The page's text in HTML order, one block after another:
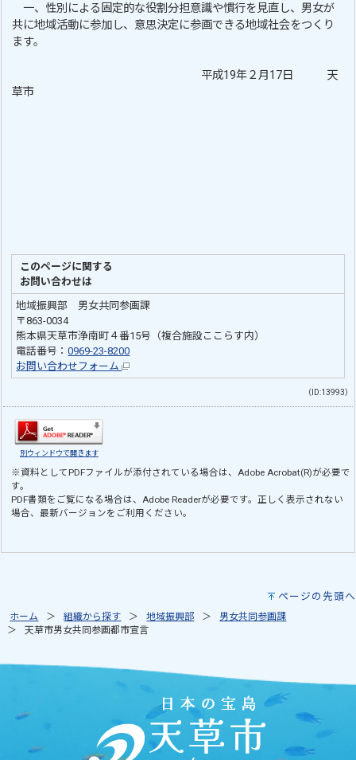
一、性別による固定的な役割分担意識や慣行を見直し、男女が
共に地域活動に参加し、意思決定に参画できる地域社会をつくり
ます。
平成19年２月17日 天
草市
このページに関する
お問い合わせは
地域振興部 男女共同参画課
〒863-0034
熊本県天草市浄南町４番15号（複合施設ここらす内）
電話番号：0969-23-8200
お問い合わせフォーム
（ID:13993）
別ウィンドウで開きます
※資料としてPDFファイルが添付されている場合は、Adobe Acrobat(R)が必要で
す。
PDF書類をご覧になる場合は、Adobe Readerが必要です。正しく表示されない
場合、最新バージョンをご利用ください。
ページの先頭へ
ホーム 組織から探す 地域振興部
男女共同参画課
天草市男女共同参画都市宣言